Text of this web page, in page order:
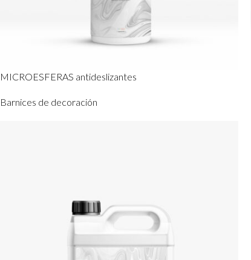
MICROESFERAS antideslizantes
Barnices de decoración